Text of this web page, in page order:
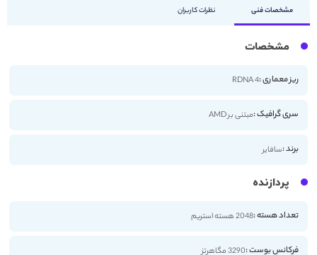
مشخصات فنی نظرات کاربران
مشخصات
ریز معماری :RDNA 4
سری گرافیک :مبتنی بر AMD
برند :سافایر
پردازنده
تعداد هسته :2048 هسته استریم
فرکانس بوست :3290 مگاهرتز